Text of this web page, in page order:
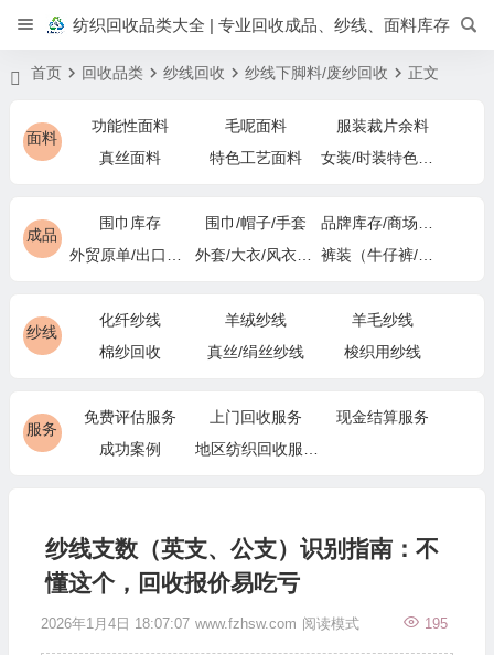
纺织回收品类大全 | 专业回收成品、纱线、面料库存
首页 回收品类 纱线回收 纱线下脚料/废纱回收 正文
面料
功能性面料 毛呢面料
服装裁片余料
真丝面料
特色工艺面料
成品
围巾库存 围巾/帽子/手套
纱线
化纤纱线 羊绒纱线
羊毛纱线
棉纱回收
真丝/绢丝纱线 梭织用纱线
服务
免费评估服务 上门回收服务
现金结算服务
成功案例
纱线支数（英支、公支）识别指南：不
懂这个，回收报价易吃亏
2026年1月4日 18:07:07 www.fzhsw.com 195
阅读模式